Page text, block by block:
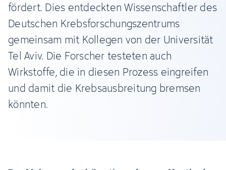
fördert. Dies entdeckten Wissenschaftler des
Deutschen Krebsforschungszentrums
gemeinsam mit Kollegen von der Universität
Tel Aviv. Die Forscher testeten auch
Wirkstoffe, die in diesen Prozess eingreifen
und damit die Krebsausbreitung bremsen
könnten.